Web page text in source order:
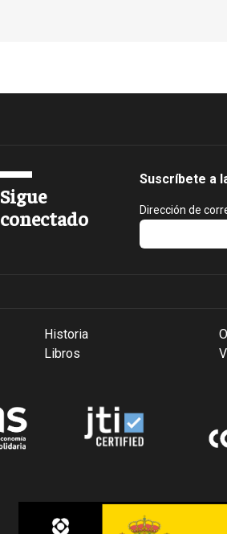
Sigue
conectado
Suscríbete a
Dirección de
Historia
Libros